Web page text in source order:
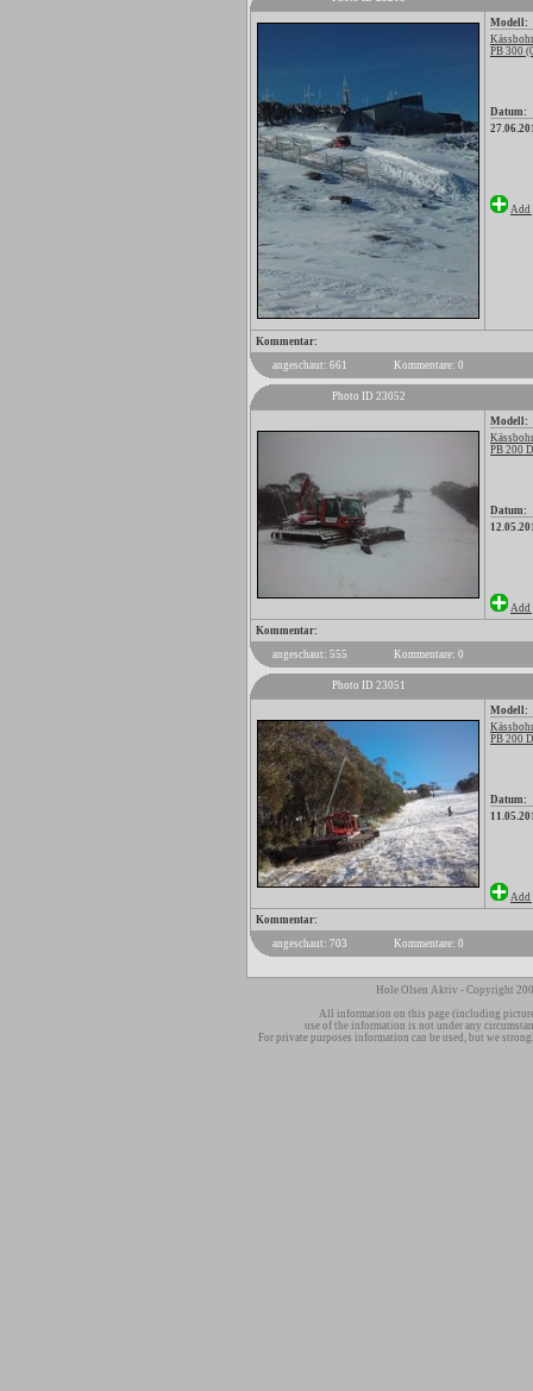
Modell:
PB 300
Datum:
Add
Kommentar:
angeschaut: 661
Kommentare: 0
Photo ID 23052
Modell:
PB 200 D
Datum:
Add
Kommentar:
angeschaut: 555
Kommentare: 0
Photo ID 23051
Modell:
PB 200 D
Datum:
Add
Kommentar:
angeschaut: 703
Kommentare: 0
Hole Olsen Aktiv - Copyright
All information on this page (including
use of the information is not under any
For private purposes information can be used, but we